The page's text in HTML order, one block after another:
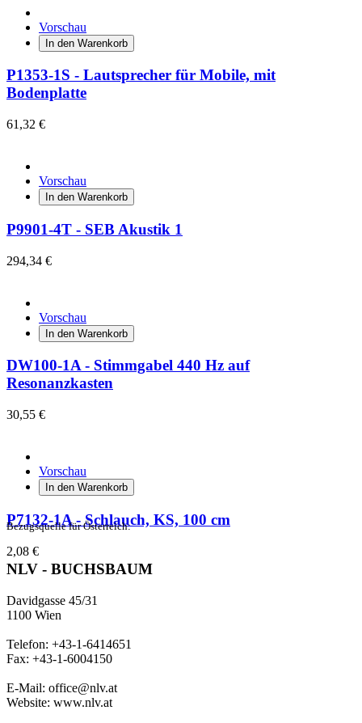
Vorschau
In den Warenkorb
P1353-1S - Lautsprecher für Mobile, mit
Bodenplatte
61,32 €
Vorschau
In den Warenkorb
P9901-4T - SEB Akustik 1
294,34 €
Vorschau
In den Warenkorb
DW100-1A - Stimmgabel 440 Hz auf
Resonanzkasten
30,55 €
Vorschau
In den Warenkorb
P7132-1A - Schlauch, KS, 100 cm
2,08 €
Bezugsquelle für Österreich:
NLV - BUCHSBAUM
Davidgasse 45/31
1100 Wien
Telefon: +43-1-6414651
Fax: +43-1-6004150
E-Mail: office@nlv.at
Website: www.nlv.at